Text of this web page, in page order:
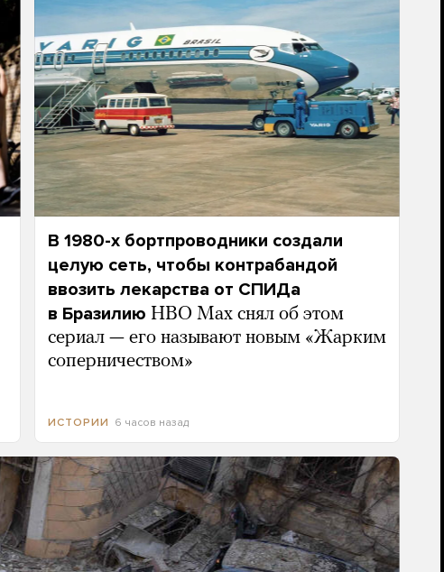
В 1980-х бортпроводники создали
целую сеть, чтобы контрабандой
ввозить лекарства от СПИДа
в Бразилию HBO Max снял об этом
сериал — его называют новым «Жарким
соперничеством»
ИСТОРИИ 6 часов назад